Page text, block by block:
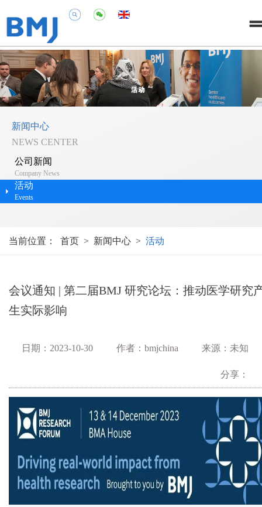
新闻中心
NEWS CENTER
公司新闻
Company News
活动
Events
当前位置： 首页 > 新闻中心 > 活动
会议通知 | 第二届BMJ 研究论坛：推动医学研究
生实际影响
来源：未知
作者：bmjchina
日期：2023-10-30
分享：